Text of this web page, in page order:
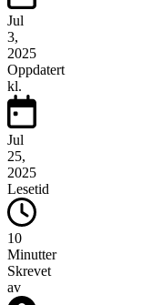
Jul
3,
2025
Oppdatert
kl.
Jul
25,
2025
Lesetid
10
Minutter
Skrevet
av